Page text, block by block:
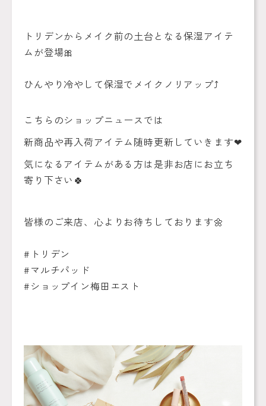
トリデンからメイク前の土台となる保湿アイテ
ムが登場🎀
ひんやり冷やして保湿でメイクノリアップ⤴️
こちらのショップニュースでは
新商品や再入荷アイテム随時更新していきます❤︎
気になるアイテムがある方は是非お店にお立ち
寄り下さい🍀
皆様のご来店、心よりお待ちしております🌼
#トリデン
#マルチパッド
#ショップイン梅田エスト